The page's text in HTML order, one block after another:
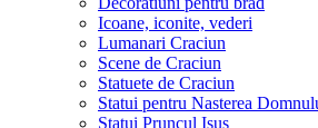
Icoane, iconite, vederi
Lumanari Craciun
Scene de Craciun
Statuete de Craciun
Statui pentru Nasterea
Statui Pruncul Isus